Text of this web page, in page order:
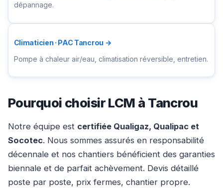
dépannage.
Climaticien · PAC Tancrou →
Pompe à chaleur air/eau, climatisation réversible, entretien.
Pourquoi choisir LCM à Tancrou
Notre équipe est certifiée Qualigaz, Qualipac et
Socotec. Nous sommes assurés en responsabilité
décennale et nos chantiers bénéficient des garanties
biennale et de parfait achèvement. Devis détaillé
poste par poste, prix fermes, chantier propre.